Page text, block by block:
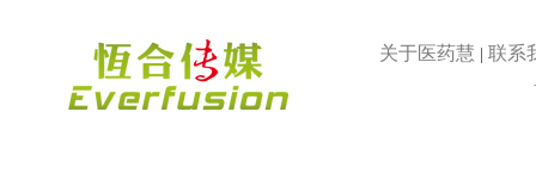
关于医药慧
联系